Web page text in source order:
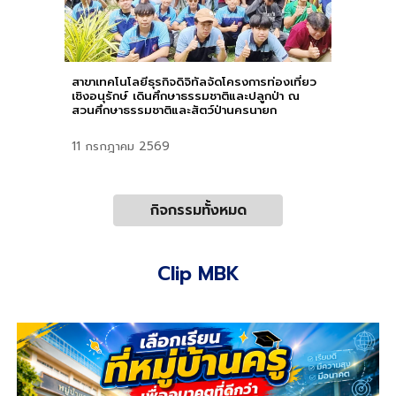
สาขาเทคโนโลยีธุรกิจดิจิทัลจัดโครงการท่องเที่ยว
เชิงอนุรักษ์ เดินศึกษาธรรมชาติและปลูกป่า ณ
สวนศึกษาธรรมชาติและสัตว์ป่านครนายก
11 กรกฎาคม 2569
กิจกรรมทั้งหมด
Clip MBK